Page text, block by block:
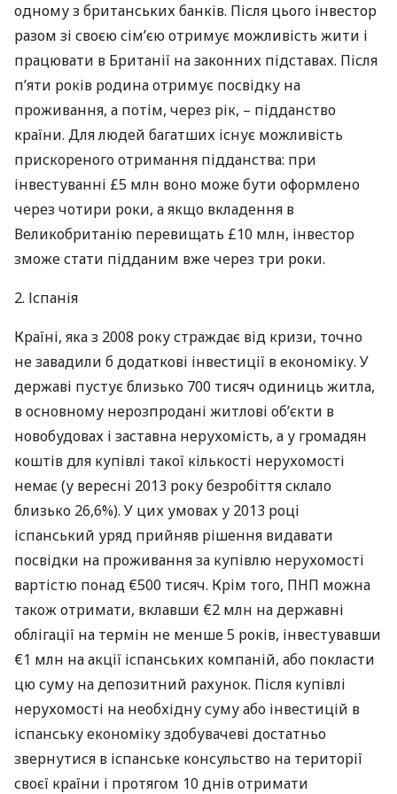
одному з британських банків. Після цього інвестор
разом зі своєю сім’єю отримує можливість жити і
працювати в Британії на законних підставах. Після
п’яти років родина отримує посвідку на
проживання, а потім, через рік, – підданство
країни. Для людей багатших існує можливість
прискореного отримання підданства: при
інвестуванні £5 млн воно може бути оформлено
через чотири роки, а якщо вкладення в
Великобританію перевищать £10 млн, інвестор
зможе стати підданим вже через три роки.
2. Іспанія
Країні, яка з 2008 року страждає від кризи, точно
не завадили б додаткові інвестиції в економіку. У
державі пустує близько 700 тисяч одиниць житла,
в основному нерозпродані житлові об’єкти в
новобудовах і заставна нерухомість, а у громадян
коштів для купівлі такої кількості нерухомості
немає (у вересні 2013 року безробіття склало
близько 26,6%). У цих умовах у 2013 році
іспанський уряд прийняв рішення видавати
посвідки на проживання за купівлю нерухомості
вартістю понад €500 тисяч. Крім того, ПНП можна
також отримати, вклавши €2 млн на державні
облігації на термін не менше 5 років, інвестувавши
€1 млн на акції іспанських компаній, або покласти
цю суму на депозитний рахунок. Після купівлі
нерухомості на необхідну суму або інвестицій в
іспанську економіку здобувачеві достатньо
звернутися в іспанське консульство на території
своєї країни і протягом 10 днів отримати